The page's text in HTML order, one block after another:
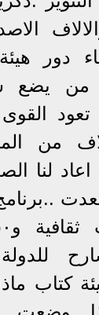
دور
يضع
القوى
من
اعاد لنا
بعدت
كتاب